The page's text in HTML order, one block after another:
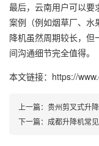
最后，云南用户可以要
案例（例如烟草厂、水
降机虽然周期较长，
间沟通细节完全值得。
本文链接：https://
上一篇： 贵州剪叉式升
下一篇： 成都升降机常